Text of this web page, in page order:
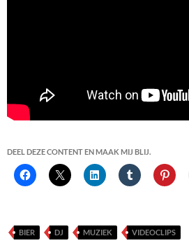
DEEL DEZE CONTENT EN MAAK MIJ BLIJ.
BIER DJ MUZIEK VIDEOCLIPS